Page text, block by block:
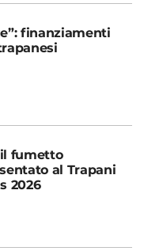
finanziamenti
fumetto
al Trapani
2026